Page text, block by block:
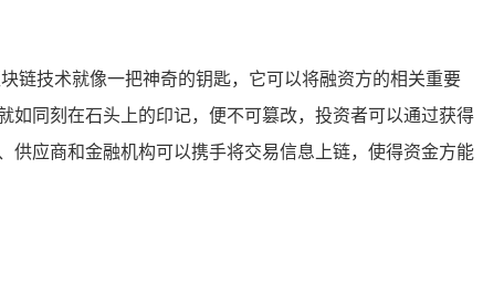
链技术就像一把神奇的钥匙，它可以将融资方的相关重要
如同刻在石头上的印记，便不可篡改，投资者可以通过获得
供应商和金融机构可以携手将交易信息上链，使得资金方能